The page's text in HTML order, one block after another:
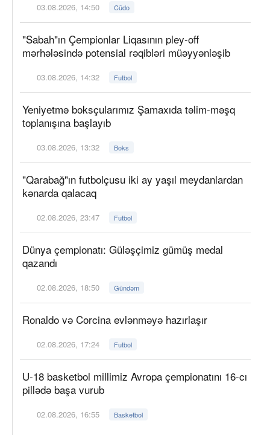
03.08.2026, 14:50 Cüdo
"Sabah"ın Çempionlar Liqasının pley-off
mərhələsində potensial rəqibləri müəyyənləşib
03.08.2026, 14:32 Futbol
Yeniyetmə boksçularımız Şamaxıda təlim-məşq
toplanışına başlayıb
03.08.2026, 13:32 Boks
"Qarabağ"ın futbolçusu iki ay yaşıl meydanlardan
kənarda qalacaq
02.08.2026, 23:47 Futbol
Dünya çempionatı: Güləşçimiz gümüş medal
qazandı
02.08.2026, 18:50 Gündəm
Ronaldo və Corcina evlənməyə hazırlaşır
02.08.2026, 17:24 Futbol
U-18 basketbol millimiz Avropa çempionatını 16-cı
pillədə başa vurub
02.08.2026, 16:55 Basketbol